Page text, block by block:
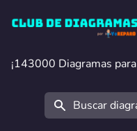
Club de Diagramas
¡143000 Diagramas
¡143000 Diagramas
Buscar